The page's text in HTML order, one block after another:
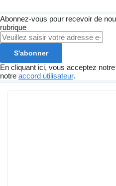
Abonnez-vous pour recevoir de
rubrique
S'abonner
En cliquant ici, vous acceptez notre
notre accord utilisateur.